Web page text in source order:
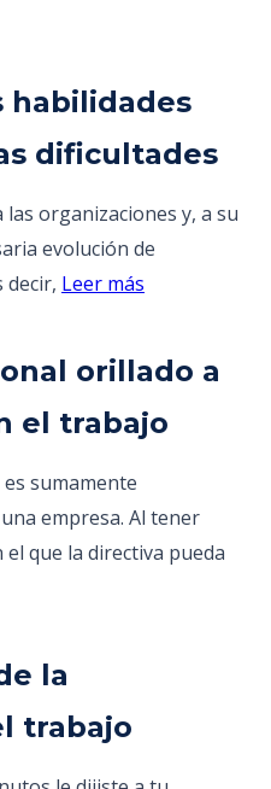
habilidades
dificultades
organizaciones y, a su
evolución de
decir, Leer más
orillado a
el trabajo
sumamente
empresa. Al tener
que la directiva pueda
la
trabajo